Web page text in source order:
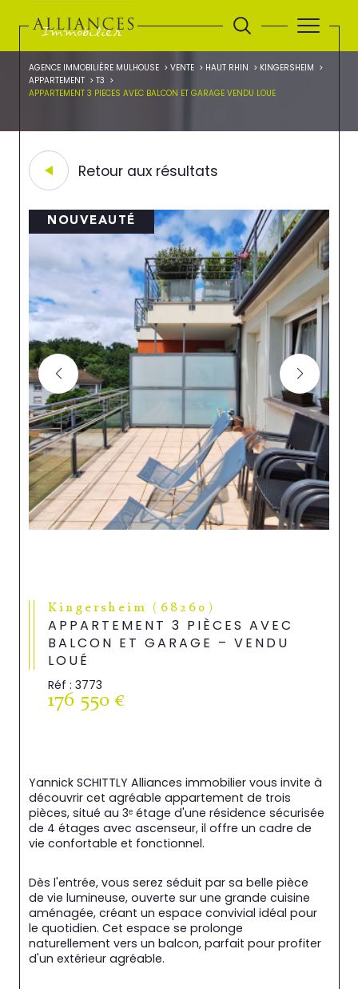
AGENCE IMMOBILIÈRE MULHOUSE VENTE HAUT RHIN
KINGERSHEIM
APPARTEMENT
T3
APPARTEMENT 3 PIECES AVEC BALCON ET GARAGE VENDU LOUE
Retour aux résultats
NOUVEAUTÉ
Kingersheim (68260)
APPARTEMENT 3 PIÈCES AVEC
BALCON ET GARAGE – VENDU
LOUÉ
Réf : 3773
176 550 €
Yannick SCHITTLY Alliances immobilier vous invite à
découvrir cet agréable appartement de trois
pièces, situé au 3ᵉ étage d'une résidence sécurisée
de 4 étages avec ascenseur, il offre un cadre de
vie confortable et fonctionnel.
Dès l'entrée, vous serez séduit par sa belle pièce
de vie lumineuse, ouverte sur une grande cuisine
aménagée, créant un espace convivial idéal pour
le quotidien. Cet espace se prolonge
naturellement vers un balcon, parfait pour profiter
d'un extérieur agréable.